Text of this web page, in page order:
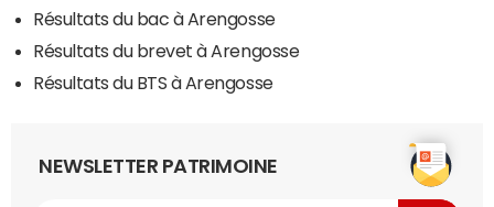
Résultats du bac à Arengosse
Résultats du brevet à Arengosse
Résultats du BTS à Arengosse
NEWSLETTER PATRIMOINE